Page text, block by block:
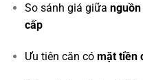
So sánh giá giữa
cấp
Ưu tiên căn có mặt tiền